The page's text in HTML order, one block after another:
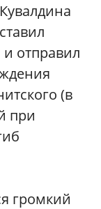
отправил
(в
при
громкий